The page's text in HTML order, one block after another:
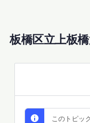
板橋区立上板
このトピッ